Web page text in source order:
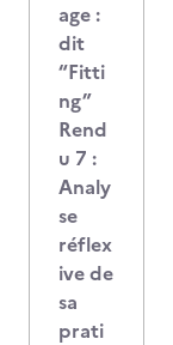
age :
dit
“Fitti
ng”
Rend
u 7 :
Analy
se
réflex
ive de
sa
prati